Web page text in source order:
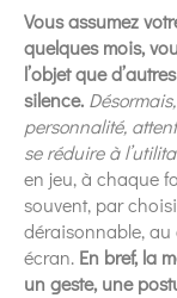
Vous assumez
quelques mois,
l’objet que
silence.
personnalité,
se réduire à
en jeu, à chaque
souvent, par
déraisonnable,
écran. En bref, la
un geste, une